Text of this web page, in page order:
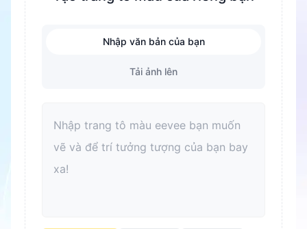
Nhập văn bản của bạn
Tải ảnh lên